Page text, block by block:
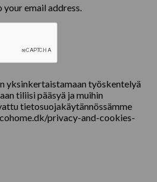
email address.
yksinkertaistamaan työskentelyä
tiliisi pääsyä ja muihin
tietosuojakäytännössämme
privacy-and-cookies-